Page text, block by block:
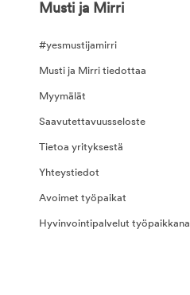
Musti ja Mirri
#yesmustijamirri
Musti ja Mirri tiedottaa
Myymälät
Saavutettavuusseloste
Tietoa yrityksestä
Yhteystiedot
Avoimet työpaikat
Hyvinvointipalvelut työpaikkana